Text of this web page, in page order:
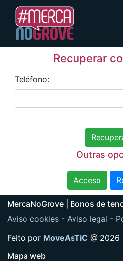
Recuperar
Teléfono:
Outras
Acceso
MercaNoGrove | Bonos de
Aviso cookies - Aviso legal -
Feito por MoveAsTiC @ 2026
Mapa web